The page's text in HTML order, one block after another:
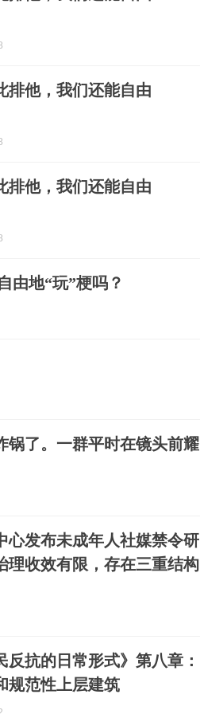
排他，我们还能自由
排他，我们还能自由
由地“玩”梗吗？
锅了。一群平时在镜头前耀
心发布未成年人社媒禁令研
理收效有限，存在三重结构
反抗的日常形式》第八章：
规范性上层建筑